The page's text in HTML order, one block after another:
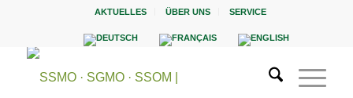
AKTUELLES ÜBER UNS SERVICE